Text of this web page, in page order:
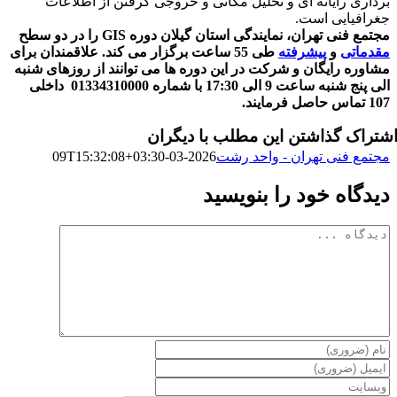
جغرافیایی است.
مجتمع فنی تهران، نمایندگی استان گیلان دوره GIS را در دو سطح
مقدماتی و پیشرفته
طی 55 ساعت برگزار می کند. علاقمندان برای
مشاوره رایگان و شرکت در این دوره ها می توانند از روزهای شنبه
الی پنج شنبه ساعت 9 الی 17:30 با شماره 01334310000 داخلی
107 تماس حاصل فرمایند.
اشتراک گذاشتن این مطلب با دیگران
مجتمع فنی تهران - واحد رشت2026-03-09T15:32:08+03:30
دیدگاه خود را بنویسید
دیدگاه